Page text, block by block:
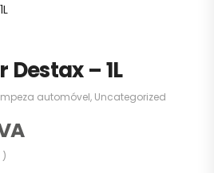
– 1L
automóvel, Uncategorized